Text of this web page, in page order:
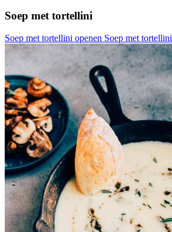
Soep met tortellini
Soep met tortellini openen Soep met tortellini